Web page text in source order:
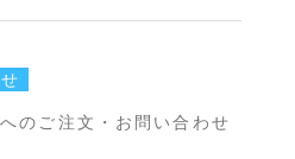
のご注文・お問い合わせ